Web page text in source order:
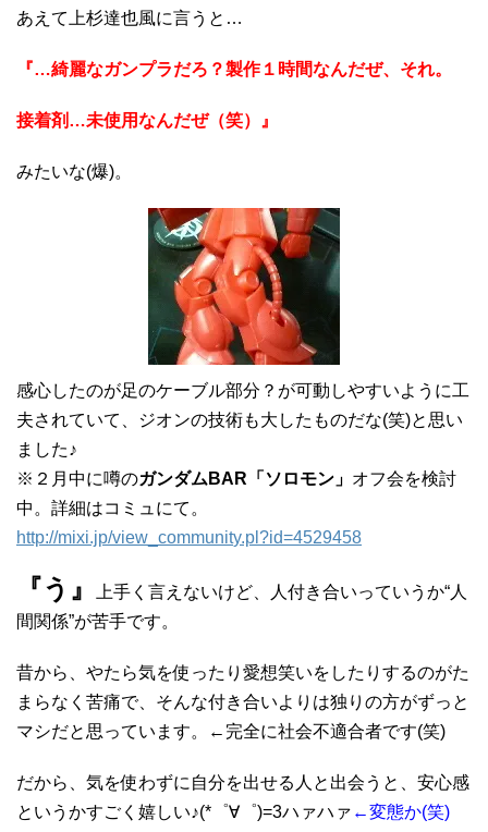
あえて上杉達也風に言うと…
『…綺麗なガンプラだろ？製作１時間なんだぜ、それ。
接着剤…未使用なんだぜ（笑）』
みたいな(爆)。
感心したのが足のケーブル部分？が可動しやすいように工
夫されていて、ジオンの技術も大したものだな(笑)と思い
ました♪
※２月中に噂のガンダムBAR「ソロモン」 オフ会を検討
中。詳細はコミュにて。
http://mixi.jp/view_community.pl?id=4529458
『う』
上手く言えないけど、人付き合いっていうか“人
間関係”が苦手です。
昔から、やたら気を使ったり愛想笑いをしたりするのがた
まらなく苦痛で、そんな付き合いよりは独りの方がずっと
マシだと思っています。←完全に社会不適合者です(笑)
だから、気を使わずに自分を出せる人と出会うと、安心感
というかすごく嬉しい♪(*゜∀゜)=3ハァハァ ←変態か(笑)